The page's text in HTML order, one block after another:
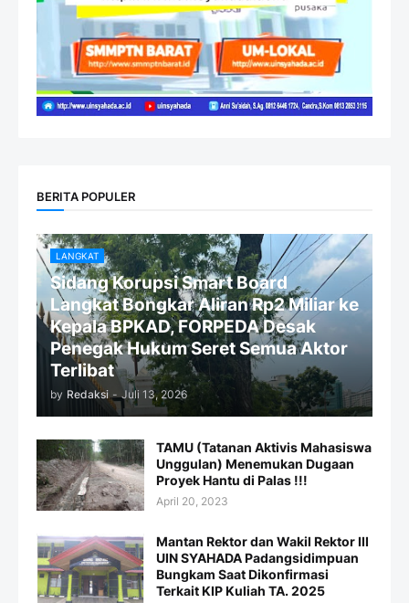
BERITA POPULER
LANGKAT
Sidang Korupsi Smart Board
Langkat Bongkar Aliran Rp2 Miliar ke
Kepala BPKAD, FORPEDA Desak
Penegak Hukum Seret Semua Aktor
Terlibat
by Redaksi - Juli 13, 2026
TAMU (Tatanan Aktivis Mahasiswa
Unggulan) Menemukan Dugaan
Proyek Hantu di Palas !!!
April 20, 2023
Mantan Rektor dan Wakil Rektor III
UIN SYAHADA Padangsidimpuan
Bungkam Saat Dikonfirmasi
Terkait KIP Kuliah TA. 2025